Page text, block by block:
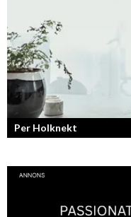
Per Holknekt
Från brädan till scenen